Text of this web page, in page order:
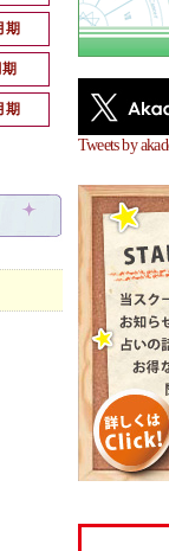
Tweets by
期
期
期